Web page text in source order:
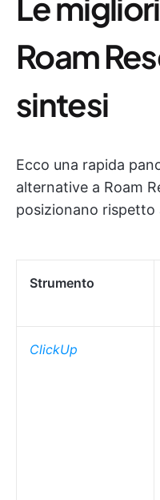
Roam
sintesi
Ecco una rapida
alternative a Roam
posizionano rispetto
Strumento
ClickUp